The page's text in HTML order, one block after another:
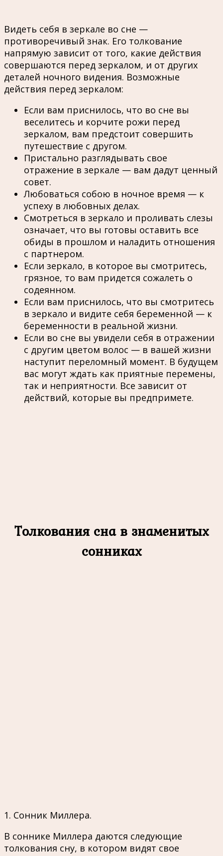
Видеть себя в зеркале во сне —
противоречивый знак. Его толкование
напрямую зависит от того, какие действия
совершаются перед зеркалом, и от других
деталей ночного видения. Возможные
действия перед зеркалом:
Если вам приснилось, что во сне вы
веселитесь и корчите рожи перед
зеркалом, вам предстоит совершить
путешествие с другом.
Пристально разглядывать свое
отражение в зеркале — вам дадут ценный
совет.
Любоваться собою в ночное время — к
успеху в любовных делах.
Смотреться в зеркало и проливать слезы
означает, что вы готовы оставить все
обиды в прошлом и наладить отношения
с партнером.
Если зеркало, в которое вы смотритесь,
грязное, то вам придется сожалеть о
содеянном.
Если вам приснилось, что вы смотритесь
в зеркало и видите себя беременной — к
беременности в реальной жизни.
Если во сне вы увидели себя в отражении
с другим цветом волос — в вашей жизни
наступит переломный момент. В будущем
вас могут ждать как приятные перемены,
так и неприятности. Все зависит от
действий, которые вы предпримете.
Толкования сна в знаменитых
сонниках
1. Сонник Миллера.
В соннике Миллера даются следующие
толкования сну, в котором видят свое